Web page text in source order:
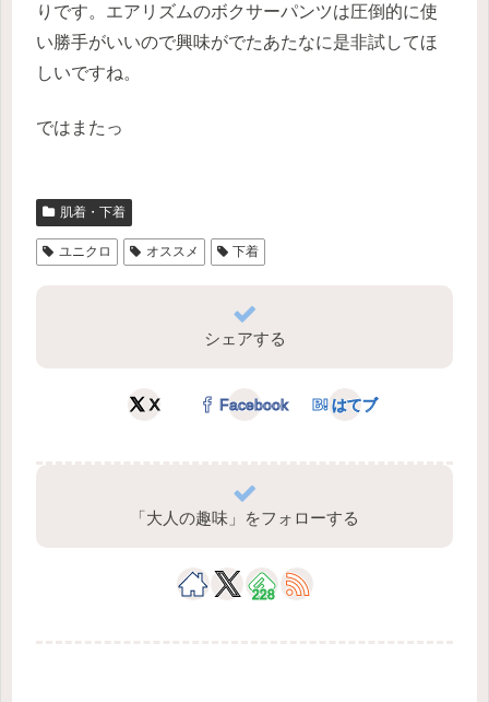
りです。エアリズムのボクサーパンツは圧倒的に使
い勝手がいいので興味がでたあたなに是非試してほ
しいですね。
ではまたっ
肌着・下着
ユニクロ オススメ 下着
シェアする
X Facebook はてブ
「大人の趣味」をフォローする
228